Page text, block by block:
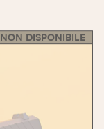
NON DISPONIBILE